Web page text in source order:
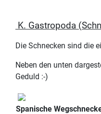
K. Gastropoda
Die Schnecken sind die
Neben den unten
Geduld :-)
Spanische